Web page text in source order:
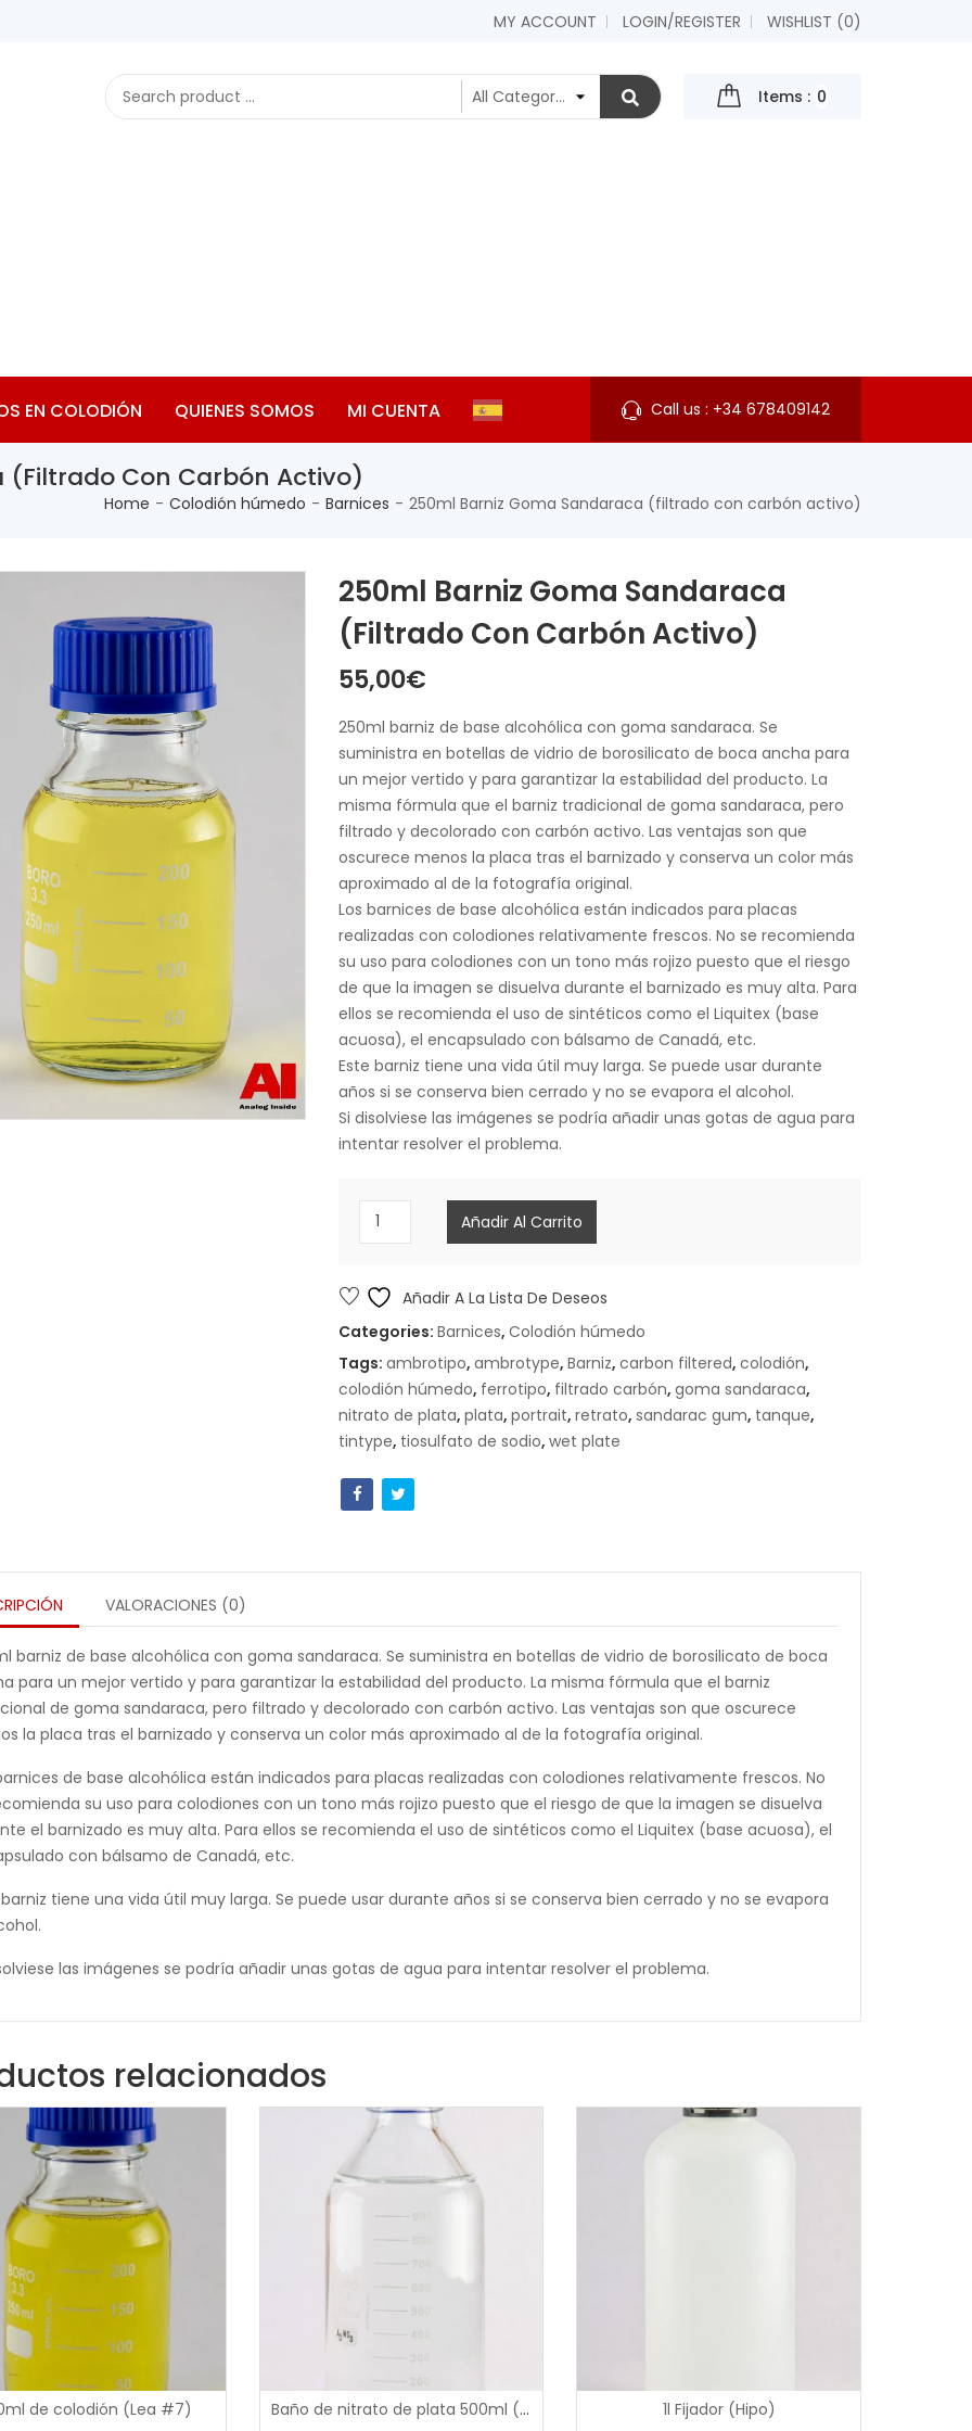
MY ACCOUNT LOGIN/REGISTER WISHLIST (0)
Items : 0
EN COLODIÓN QUIENES SOMOS MI CUENTA Call us : +34 678409142
(filtrado Con Carbón Activo)
Home Colodión húmedo Barnices 250ml Barniz Goma Sandaraca (filtrado con carbón activo)
250ml Barniz Goma Sandaraca
(filtrado Con Carbón Activo)
55,00€
250ml barniz de base alcohólica con goma sandaraca. Se
suministra en botellas de vidrio de borosilicato de boca ancha para
un mejor vertido y para garantizar la estabilidad del producto. La
misma fórmula que el barniz tradicional de goma sandaraca, pero
filtrado y decolorado con carbón activo. Las ventajas son que
oscurece menos la placa tras el barnizado y conserva un color más
aproximado al de la fotografía original.
Los barnices de base alcohólica están indicados para placas
realizadas con colodiones relativamente frescos. No se recomienda
su uso para colodiones con un tono más rojizo puesto que el riesgo
de que la imagen se disuelva durante el barnizado es muy alta. Para
ellos se recomienda el uso de sintéticos como el Liquitex (base
acuosa), el encapsulado con bálsamo de Canadá, etc.
Este barniz tiene una vida útil muy larga. Se puede usar durante
años si se conserva bien cerrado y no se evapora el alcohol.
Si disolviese las imágenes se podría añadir unas gotas de agua para
intentar resolver el problema.
250ml
Barniz
Sandaraca
con
carbón
activo)
cantidad
Añadir Al Carrito
Añadir A La Lista De Deseos
Categories:Barnices,Colodión húmedo
Tags:ambrotipo,ambrotype,Barniz,carbon filtered,colodión,
colodión húmedo, ferrotipo, filtrado carbón,goma sandaraca,
nitrato de plata,plata,portrait,retrato,sandarac gum, tanque,
tintype, tiosulfato de sodio,wet plate
VALORACIONES (0)
barniz de base alcohólica con goma sandaraca. Se suministra en botellas de vidrio de borosilicato de boca
para un mejor vertido y para garantizar la estabilidad del producto. La misma fórmula que el barniz
de goma sandaraca, pero filtrado y decolorado con carbón activo. Las ventajas son que oscurece
la placa tras el barnizado y conserva un color más aproximado al de la fotografía original.
de base alcohólica están indicados para placas realizadas con colodiones relativamente frescos. No
su uso para colodiones con un tono más rojizo puesto que el riesgo de que la imagen se disuelva
el barnizado es muy alta. Para ellos se recomienda el uso de sintéticos como el Liquitex (base acuosa), el
con bálsamo de Canadá, etc.
tiene una vida útil muy larga. Se puede usar durante años si se conserva bien cerrado y no se evapora
las imágenes se podría añadir unas gotas de agua para intentar resolver el problema.
relacionados
de colodión (Lea #7)
0
out
Baño de nitrato de plata 500ml (activado)
0
out
1l Fijador (Hipo)
0
out